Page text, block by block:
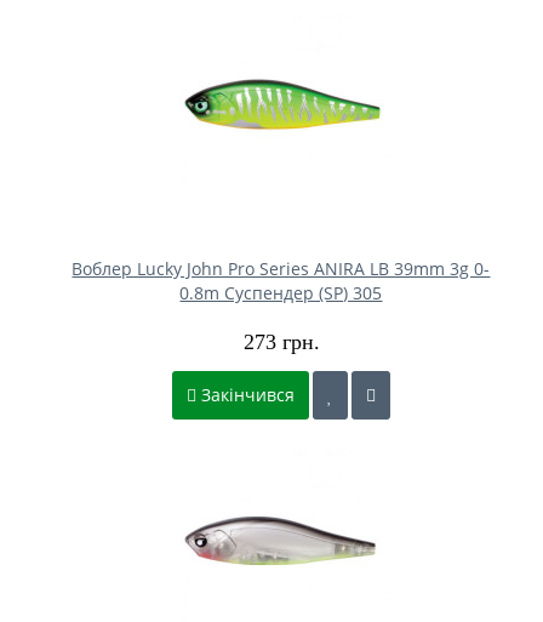
Воблер Lucky John Pro Series ANIRA LB 39mm 3g 0-
0.8m Cуспендер (SP) 305
273 грн.
Закінчився